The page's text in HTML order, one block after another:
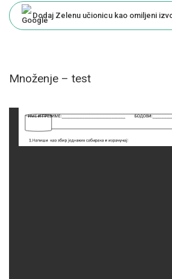
Dodaj Zelenu učionicu kao omiljeni
Množenje – test